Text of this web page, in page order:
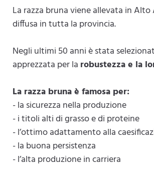
La razza bruna viene allevata in
diffusa in tutta la provincia.
Negli ultimi 50 anni è stata
apprezzata per la robustezza e la
La razza bruna è famosa per:
- la sicurezza nella produzione
- i titoli alti di grasso e di proteine
- l’ottimo adattamento alla
- la buona persistenza
- l’alta produzione in carriera